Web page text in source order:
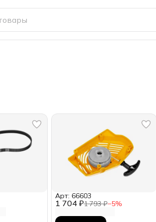
1 704 ₽1 793 ₽−5%
Арт: 66603